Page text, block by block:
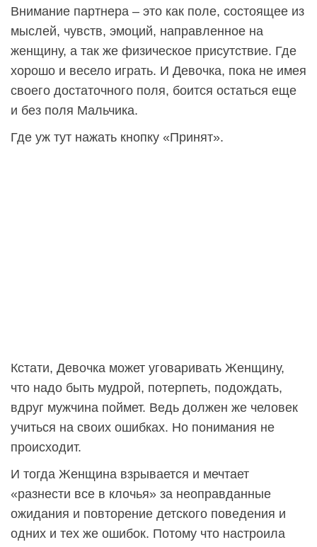
Внимание партнера – это как поле, состоящее из
мыслей, чувств, эмоций, направленное на
женщину, а так же физическое присутствие. Где
хорошо и весело играть. И Девочка, пока не имея
своего достаточного поля, боится остаться еще
и без поля Мальчика.
Где уж тут нажать кнопку «Принят».
Кстати, Девочка может уговаривать Женщину,
что надо быть мудрой, потерпеть, подождать,
вдруг мужчина поймет. Ведь должен же человек
учиться на своих ошибках. Но понимания не
происходит.
И тогда Женщина взрывается и мечтает
«разнести все в клочья» за неоправданные
ожидания и повторение детского поведения и
одних и тех же ошибок. Потому что настроила